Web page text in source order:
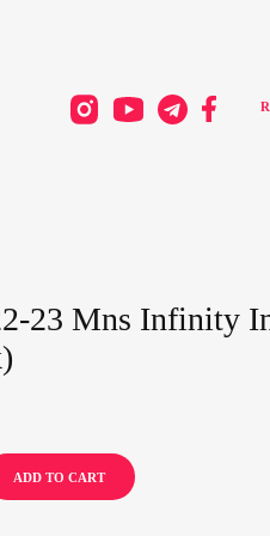
23 Mns Infinity
ADD TO CART